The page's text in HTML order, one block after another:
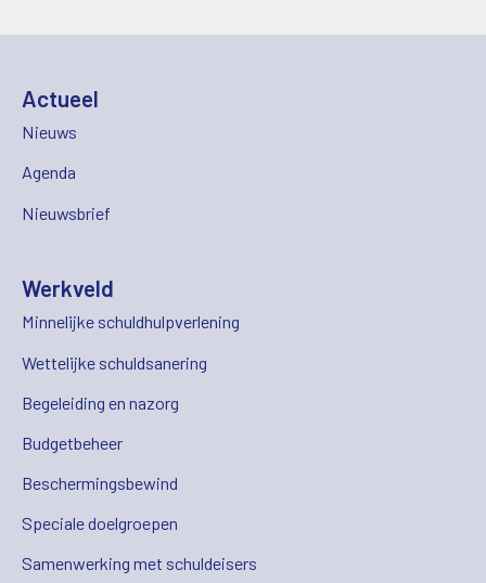
Actueel
Nieuws
Agenda
Nieuwsbrief
Werkveld
Minnelijke schuldhulpverlening
Wettelijke schuldsanering
Begeleiding en nazorg
Budgetbeheer
Beschermingsbewind
Speciale doelgroepen
Samenwerking met schuldeisers